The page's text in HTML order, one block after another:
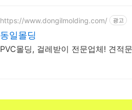
https://www.dongilmolding.com/ 광고
동일몰딩
PVC몰딩, 걸레받이 전문업체! 견적